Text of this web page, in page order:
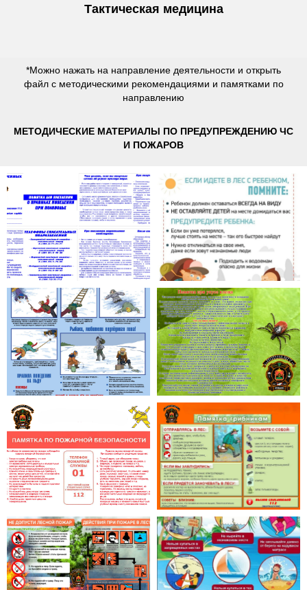
Тактическая медицина
*Можно нажать на направление деятельности и открыть
файл с методическими рекомендациями и памятками по
направлению
МЕТОДИЧЕСКИЕ МАТЕРИАЛЫ ПО ПРЕДУПРЕЖДЕНИЮ ЧС
И ПОЖАРОВ